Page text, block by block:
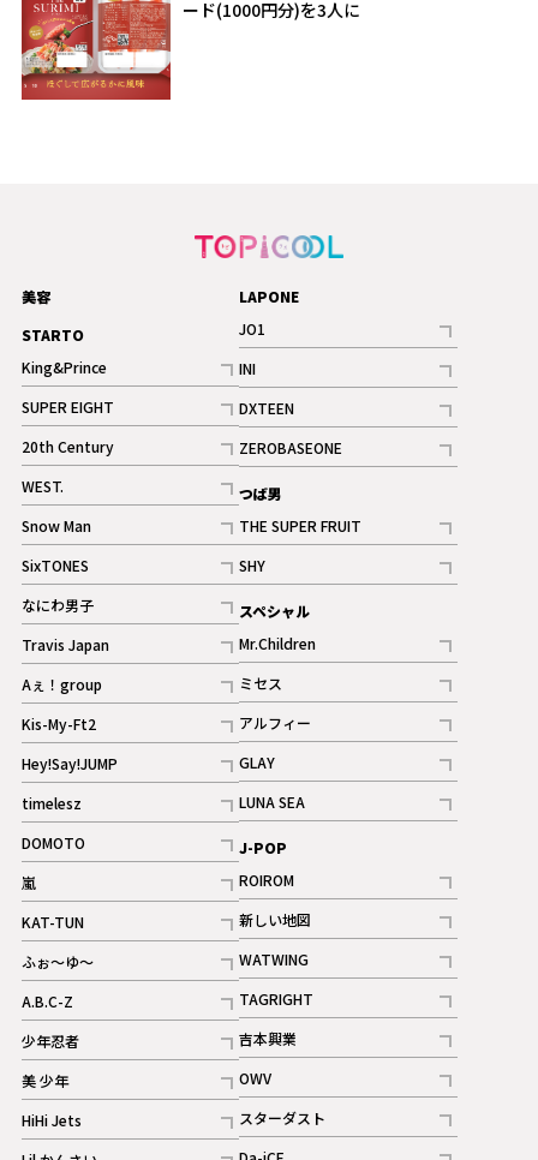
ード(1000円分)を3人に
美容
STARTO
King&Prince
記事
SUPER EIGHT
記事
20th Century
記事
WEST.
記事
Snow Man
記事
ギャラリー
SixTONES
記事
ギャラリー
なにわ男子
記事
Travis Japan
記事
Aぇ！group
記事
Kis-My-Ft2
記事
ギャラリー
Hey!Say!JUMP
記事
timelesz
記事
DOMOTO
記事
嵐
記事
KAT-TUN
記事
ふぉ～ゆ～
記事
A.B.C-Z
記事
ギャラリー
少年忍者
記事
美 少年
記事
HiHi Jets
記事
LAPONE
JO1
記事
INI
記事
ギャラリー
DXTEEN
記事
ギャラリー
ZEROBASEONE
記事
つば男
THE SUPER FRUIT
記事
SHY
記事
スペシャル
Mr.Children
記事
ミセス
記事
アルフィー
記事
GLAY
記事
LUNA SEA
記事
J-POP
ROIROM
記事
新しい地図
記事
WATWING
記事
TAGRIGHT
記事
吉本興業
記事
OWV
記事
ギャラリー
スターダスト
記事